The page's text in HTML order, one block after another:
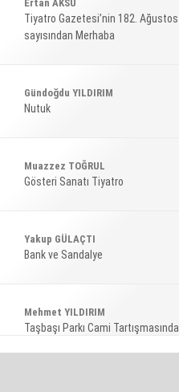
Ekonomi
Ertan AKSU
Tiyatro Gazetesi’nin 182. Ağustos
sayısından Merhaba
Gündoğdu YILDIRIM
Nutuk
Muazzez TOĞRUL
Gösteri Sanatı Tiyatro
Yakup GÜLAÇTI
Bank ve Sandalye
Mehmet YILDIRIM
Taşbaşı Parkı Cami Tartışmasında